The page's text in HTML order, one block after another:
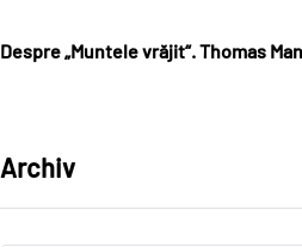
Despre „Muntele vrăjit“. Thomas
Archiv